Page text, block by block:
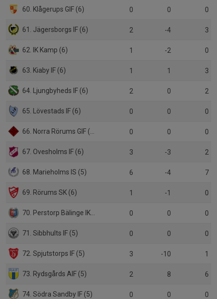
60. Klågerups GIF (6) 0 0 0
61. Jägersborgs IF (6) 2 -4 3
62. IK Kamp (6) 1 -2 0
63. Kiaby IF (6) 1 1 3
64. Ljungbyheds IF (6) 2 0 2
65. Lövestads IF (6) 0 0 0
66. Norra Rörums GIF (6) 0 0 0
67. Ovesholms IF (6) 3 -3 2
68. Marieholms IS (5) 6 -4 7
69. Rörums SK (6) 1 -1 0
70. Perstorp Bälinge IK (5) 0 0 0
71. Sibbhults IF (5) 0 0 0
72. Spjutstorps IF (5) 3 -10 1
73. Rydsgårds AIF (5) 2 8 6
74. Södra Sandby IF (5) 0 0 0